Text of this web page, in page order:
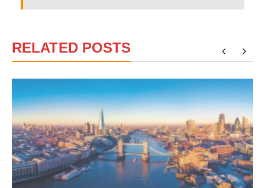
RELATED POSTS